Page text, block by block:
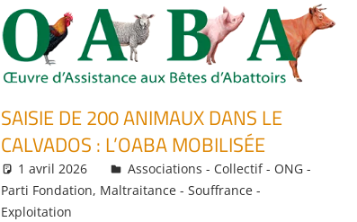
SAISIE DE 200 ANIMAUX DANS LE
CALVADOS : L’OABA MOBILISÉE
1 avril 2026 Daniel
Associations - Collectif - ONG -
Parti Fondation, Maltraitance - Souffrance -
Exploitation